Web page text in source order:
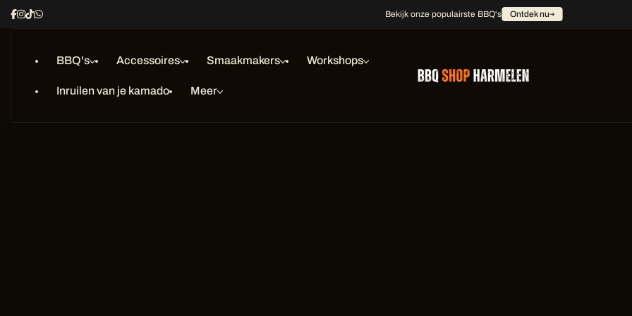
naar
Bekijk onze populairste BBQ's Ontdek nu
BBQ's Accessoires Smaakmakers Workshops
Inruilen van je kamado Meer